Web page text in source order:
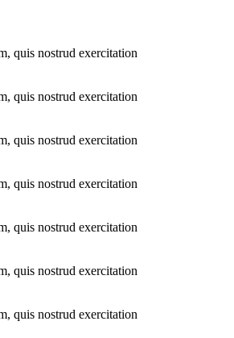
quis nostrud exercitation
quis nostrud exercitation
quis nostrud exercitation
quis nostrud exercitation
quis nostrud exercitation
quis nostrud exercitation
quis nostrud exercitation